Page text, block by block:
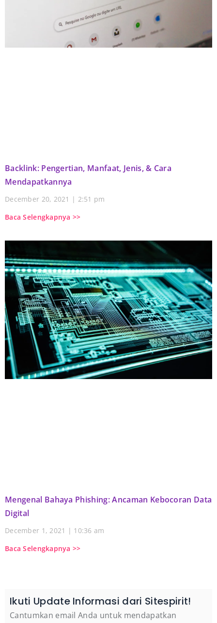
Backlink: Pengertian, Manfaat, Jenis, & Cara
Mendapatkannya
December 20, 2021
2:51 pm
Baca Selengkapnya >>
Mengenal Bahaya Phishing: Ancaman Kebocoran Data
Digital
December 1, 2021
10:36 am
Baca Selengkapnya >>
Ikuti Update Informasi dari Sitespirit!
Cantumkan email Anda untuk mendapatkan